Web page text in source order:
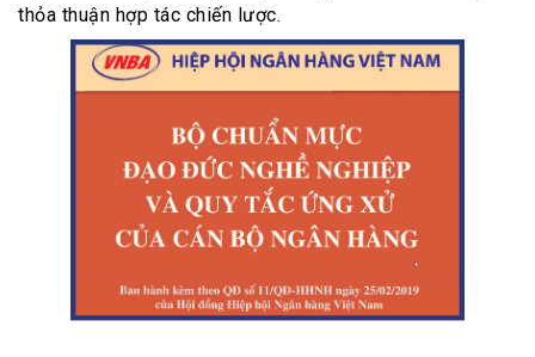
thỏa thuận hợp tác chiến lược.